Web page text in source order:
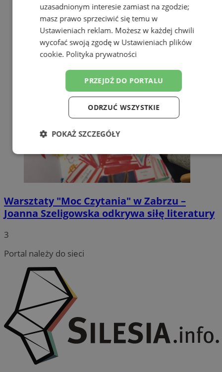
Warsztaty "Moc Czytania" w Zabrzu –
Joanna Szeligowska odkrywa siłę literatury
3
Portal należy do sieci
uzasadnionym interesie zamiast na zgodzie;
masz prawo sprzeciwić się temu w
Ustawieniach reklam. Możesz w każdej chwili
wycofać swoją zgodę w Ustawieniach plików
cookie. Polityka prywatności
PRZEJDŹ DO PORTALU
ODRZUĆ WSZYSTKIE
POKAŻ SZCZEGÓŁY
Niezbędne Wydajność Targetowanie
Niezbędne pliki cookie umożliwiają korzystanie z
podstawowych funkcji strony internetowej, takich jak
logowanie użytkownika i zarządzanie kontem. Bez
niezbędnych plików cookie nie można prawidłowo
korzystać ze strony internetowej.
Nazwa
Provider/
Okres